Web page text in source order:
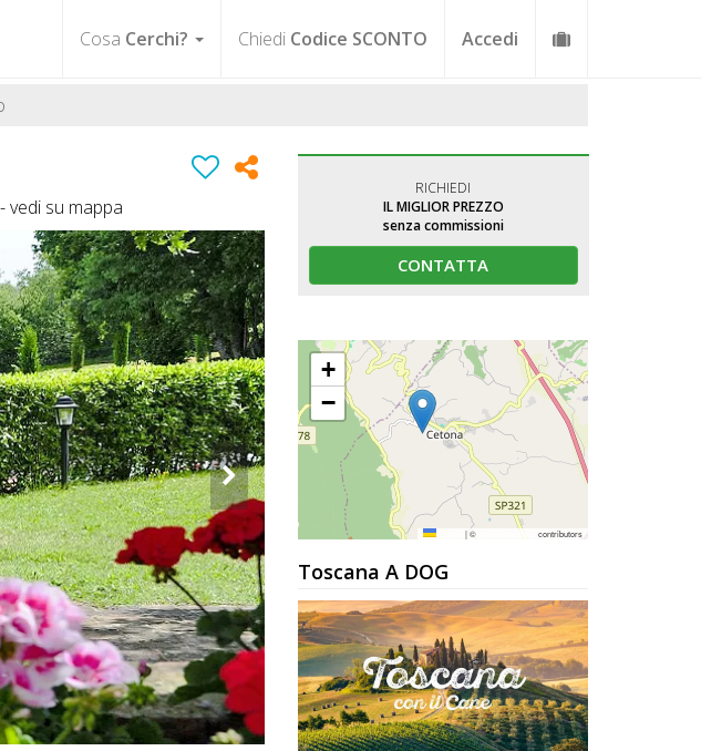
Cosa Cerchi? Chiedi Codice SCONTO Accedi
-vedi su mappa
RICHIEDI
IL MIGLIOR PREZZO
senza commissioni
CONTATTA
+
−
|© contributors
Toscana A DOG